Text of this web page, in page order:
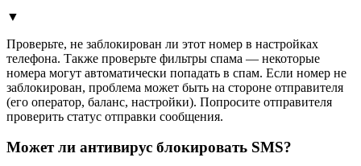
▼
Проверьте, не заблокирован ли этот номер в настройках
телефона. Также проверьте фильтры спама — некоторые
номера могут автоматически попадать в спам. Если номер не
заблокирован, проблема может быть на стороне отправителя
(его оператор, баланс, настройки). Попросите отправителя
проверить статус отправки сообщения.
Может ли антивирус блокировать SMS?